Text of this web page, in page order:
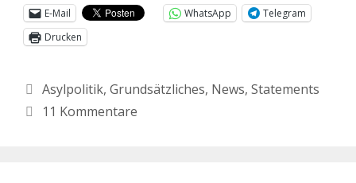
E-Mail
WhatsApp
Telegram
Drucken
Asylpolitik, Grundsätzliches, News, Statements
11 Kommentare